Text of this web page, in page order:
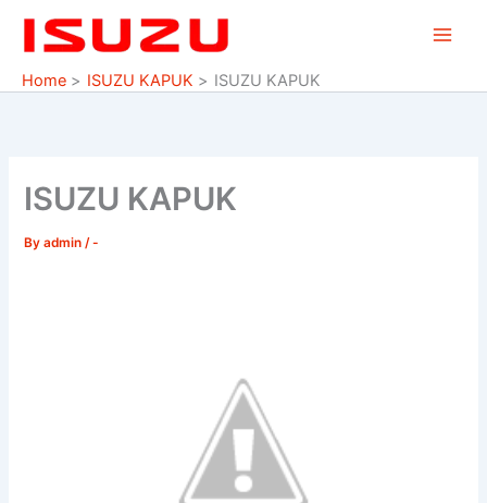
Home
ISUZU KAPUK ISUZU KAPUK
ISUZU KAPUK
Byadmin /-